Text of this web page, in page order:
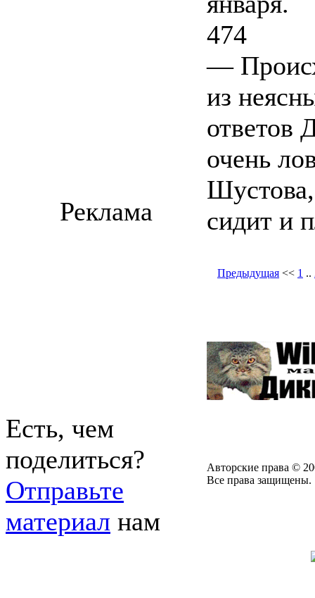
474
—
из
ответов
очень
Шустова,
сидит и
Предыдущая << 1 ..
Реклама
Есть, чем
поделиться?
Отправьте
материал нам
Авторские права ©
Все права защищены.